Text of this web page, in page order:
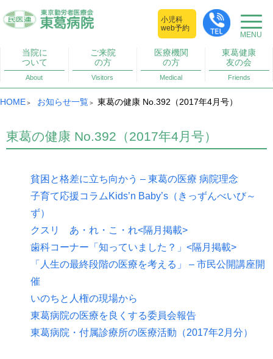
小児科
web予約
当院に
ついて
About
ご来院
の方
Visitors
医療機関
の方
Medical
東葛健康
友の会
Friends
HOME お知らせ一覧 東葛の健康 No.392（2017年4月号）
東葛の健康 No.392（2017年4月号）
貧困と格差に立ち向かう – 東葛の医療 病院理念
子育て応援コラムKids’n Baby’s（きっずんべいび～
ず）
クスリ あ・れ・こ・れ<隔月掲載>
歯科コーナー「知っていました？」<隔月掲載>
「人生の最終段階の医療を考える」 – 市民公開講座開
催
いのちと人権の現場から
東葛病院の医療を良くする委員会報告
東葛病院・付属診療所の医療活動（2017年2月分）